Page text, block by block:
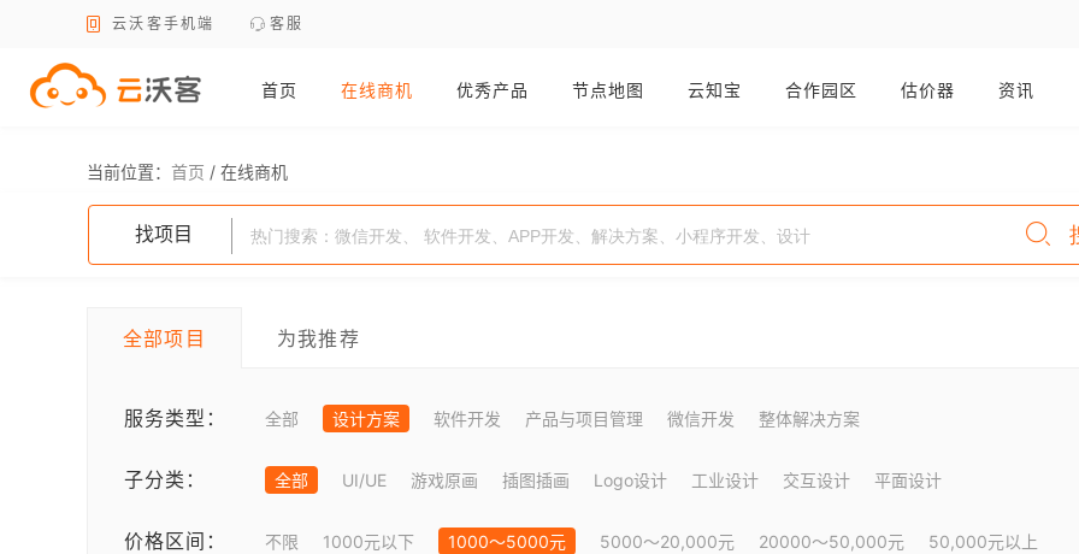
云沃客手机端 客服
首页 在线商机 优秀产品 节点地图 云知宝 合作园区 估价器 资讯
当前位置： 首页 / 在线商机
找项目
全部项目 为我推荐
服务类型： 全部 设计方案 软件开发 产品与项目管理 微信开发 整体解决方案
子分类： 全部 UI/UE 游戏原画 插图插画 Logo设计 工业设计 交互设计 平面设计
价格区间： 不限 1000元以下 1000～5000元 5000～20,000元 20000～50,000元 50,000元以上